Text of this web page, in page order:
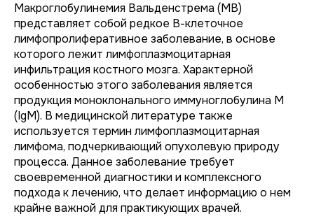
Макроглобулинемия Вальденстрема (МВ)
представляет собой редкое В-клеточное
лимфопролиферативное заболевание, в основе
которого лежит лимфоплазмоцитарная
инфильтрация костного мозга. Характерной
особенностью этого заболевания является
продукция моноклонального иммуноглобулина М
(IgM). В медицинской литературе также
используется термин лимфоплазмоцитарная
лимфома, подчеркивающий опухолевую природу
процесса. Данное заболевание требует
своевременной диагностики и комплексного
подхода к лечению, что делает информацию о нем
крайне важной для практикующих врачей.